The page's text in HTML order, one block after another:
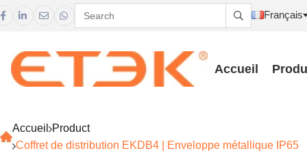
     Français
Accueil
Accueil Product
Coffret de distribution EKDB4 | Enveloppe métallique IP65